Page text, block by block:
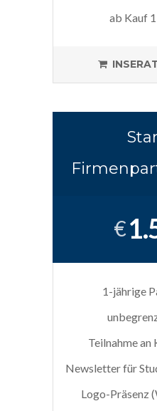
ab Kauf
€
1-jährige
Teilnahme an
Newsletter für
Logo-Präsenz